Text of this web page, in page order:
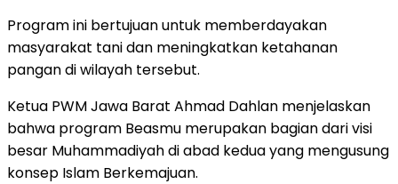
Program ini bertujuan untuk memberdayakan
masyarakat tani dan meningkatkan ketahanan
pangan di wilayah tersebut.
Ketua PWM Jawa Barat Ahmad Dahlan menjelaskan
bahwa program Beasmu merupakan bagian dari visi
besar Muhammadiyah di abad kedua yang mengusung
konsep Islam Berkemajuan.